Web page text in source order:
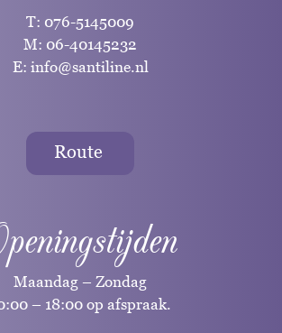
T: 076-5145009
M: 06-40145232
E: info@santiline.nl
Route
Maandag – Zondag
– 18:00 op afspraak.